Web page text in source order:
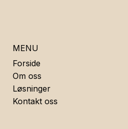
MENU
Forside
Om oss
Løsninger
Kontakt oss